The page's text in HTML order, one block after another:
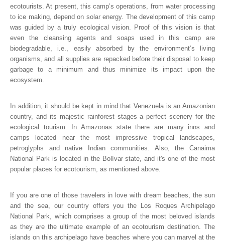
ecotourists. At present, this camp’s operations, from water processing
to ice making, depend on solar energy. The development of this camp
was guided by a truly ecological vision. Proof of this vision is that
even the cleansing agents and soaps used in this camp are
biodegradable, i.e., easily absorbed by the environment’s living
organisms, and all supplies are repacked before their disposal to keep
garbage to a minimum and thus minimize its impact upon the
ecosystem.
In addition, it should be kept in mind that Venezuela is an Amazonian
country, and its majestic rainforest stages a perfect scenery for the
ecological tourism. In Amazonas state there are many inns and
camps located near the most impressive tropical landscapes,
petroglyphs and native Indian communities. Also, the Canaima
National Park is located in the Bolívar state, and it's one of the most
popular places for ecotourism, as mentioned above.
If you are one of those travelers in love with dream beaches, the sun
and the sea, our country offers you the Los Roques Archipelago
National Park, which comprises a group of the most beloved islands
as they are the ultimate example of an ecotourism destination. The
islands on this archipelago have beaches where you can marvel at the